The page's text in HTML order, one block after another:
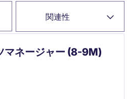
関連性
マネージャー (8-9M)